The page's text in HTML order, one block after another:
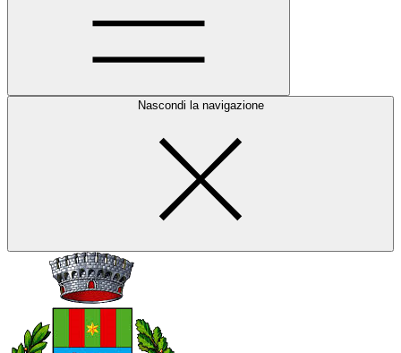
Nascondi la navigazione